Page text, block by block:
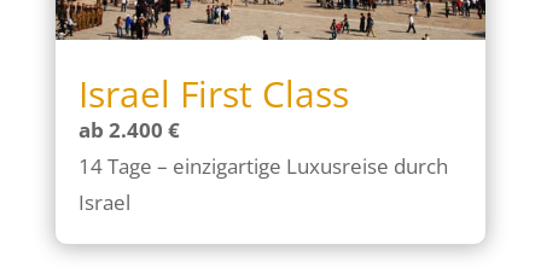
Israel First Class
ab 2.400 €
14 Tage – einzigartige Luxusreise durch
Israel